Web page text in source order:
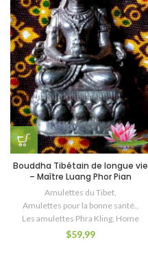
Bouddha Tibétain de longue vie
– Maître Luang Phor Pian
Amulettes du Tibet,
Amulettes pour la bonne santé.
Les amulettes Phra Kling, Home
$59,99